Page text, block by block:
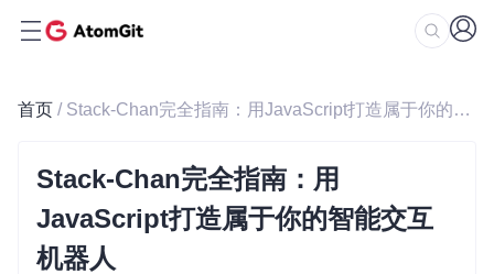
首页 / Stack-Chan完全指南：用JavaScript打造属于你的智能交互机器人
Stack-Chan完全指南：用
JavaScript打造属于你的智能交互
机器人